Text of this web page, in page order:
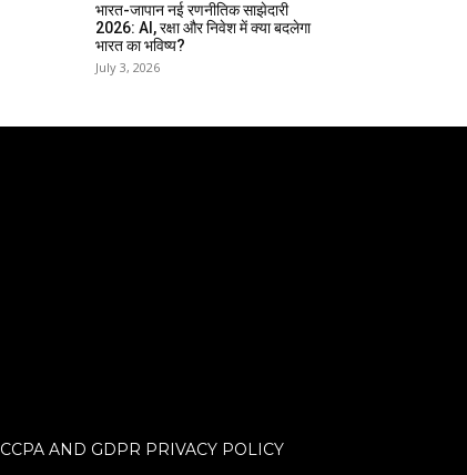
भारत-जापान नई रणनीतिक साझेदारी
2026: AI, रक्षा और निवेश में क्या बदलेगा
भारत का भविष्य?
July 3, 2026
CCPA AND GDPR PRIVACY POLICY